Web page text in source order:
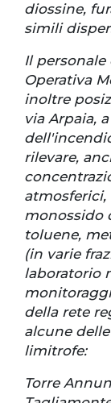
diossine,
simili
Il personale
Operativa
inoltre
via Arpaia,
rilevare,
atmosferici,
monossido
toluene,
(in varie
laboratorio
della rete
alcune
limitrofe:
Torre